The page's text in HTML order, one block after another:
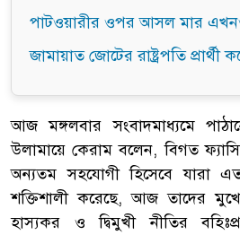
পাটওয়ারীর ওপর আসল মার
জামায়াত জোটের রাষ্ট্রপতি প্রার্থী
​আজ মঙ্গলবার সংবাদমাধ্যমে
উলামায়ে কেরাম বলেন, বিগত
অন্যতম সহযোগী হিসেবে যারা
শক্তিশালী করেছে, আজ তাদের
হাস্যকর ও দ্বিমুখী নীতির